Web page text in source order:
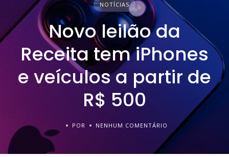
NOTÍCIAS
Novo leilão da
Receita tem iPhones
e veículos a partir de
R$ 500
POR NENHUM COMENTÁRIO